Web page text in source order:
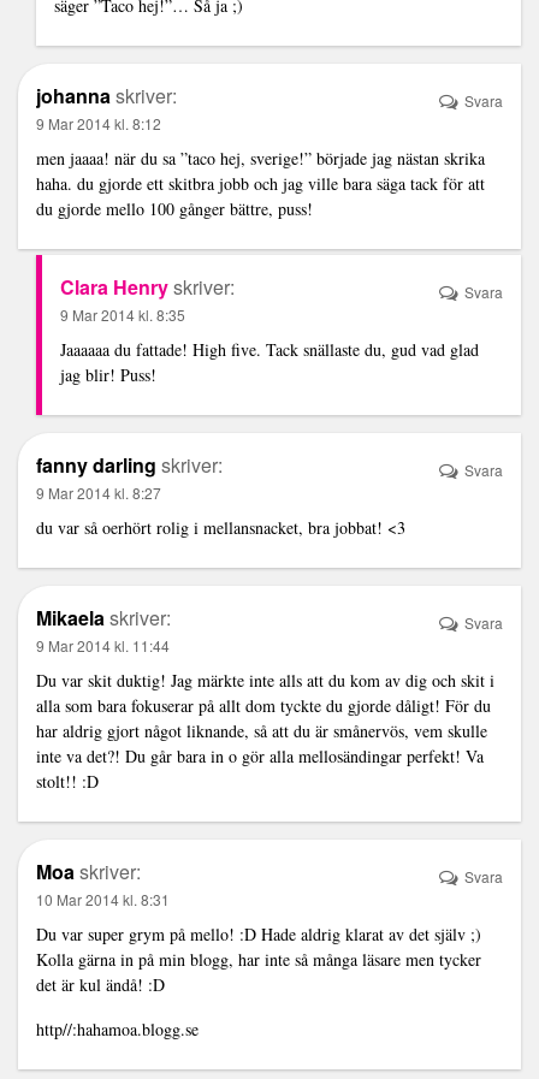
säger ”Taco hej!”… Så ja ;)
johannaskriver:
9 Mar 2014 kl. 8:12
men jaaaa! när du sa ”taco hej, sverige!” började jag nästan skrika
haha. du gjorde ett skitbra jobb och jag ville bara säga tack för att
du gjorde mello 100 gånger bättre, puss!
Svara
Clara Henryskriver:
9 Mar 2014 kl. 8:35
Jaaaaaa du fattade! High five. Tack snällaste du, gud vad glad
jag blir! Puss!
Svara
fanny darling skriver:
9 Mar 2014 kl. 8:27
du var så oerhört rolig i mellansnacket, bra jobbat! <3
Svara
Mikaelaskriver:
9 Mar 2014 kl. 11:44
Du var skit duktig! Jag märkte inte alls att du kom av dig och skit i
alla som bara fokuserar på allt dom tyckte du gjorde dåligt! För du
har aldrig gjort något liknande, så att du är smånervös, vem skulle
inte va det?! Du går bara in o gör alla mellosändingar perfekt! Va
stolt!! :D
Svara
Moaskriver:
10 Mar 2014 kl. 8:31
Du var super grym på mello! :D Hade aldrig klarat av det själv ;)
Kolla gärna in på min blogg, har inte så många läsare men tycker
det är kul ändå! :D
http//:hahamoa.blogg.se
Svara